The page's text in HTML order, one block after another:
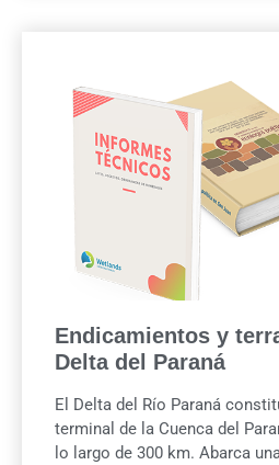
Endicamientos y
Delta del Paraná
El Delta del Río Paraná
terminal de la Cuenca del
lo largo de 300 km. Abarca